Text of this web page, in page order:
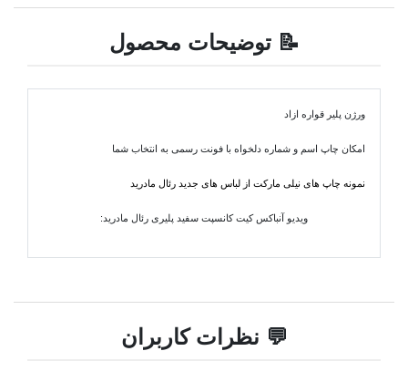
📝 توضیحات محصول
ورژن پلیر قواره ازاد
امکان چاپ اسم و شماره دلخواه با فونت رسمی به انتخاب شما
نمونه چاپ های نیلی مارکت از لباس های جدید رئال مادرید
ویدیو آنباکس کیت کانسپت سفید پلیری رئال مادرید:
💬 نظرات کاربران